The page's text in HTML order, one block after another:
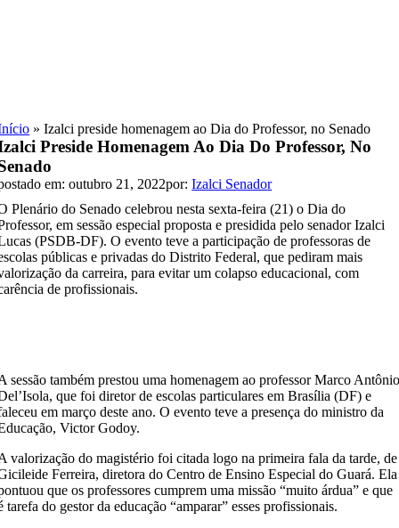
»Izalci preside homenagem ao Dia do Professor, no Senado
Preside Homenagem Ao Dia Do Professor, No
em: outubro 21, 2022por:Izalci Senador
Plenário do Senado celebrou nesta sexta-feira (21) o Dia do
em sessão especial proposta e presidida pelo senador Izalci
(PSDB-DF). O evento teve a participação de professoras de
públicas e privadas do Distrito Federal, que pediram mais
da carreira, para evitar um colapso educacional, com
de profissionais.
sessão também prestou uma homenagem ao professor Marco
que foi diretor de escolas particulares em Brasília (DF) e
em março deste ano. O evento teve a presença do ministro da
Victor Godoy.
valorização do magistério foi citada logo na primeira fala da tarde, de
Ferreira, diretora do Centro de Ensino Especial do Guará. Ela
que os professores cumprem uma missão “muito árdua” e que
tarefa do gestor da educação “amparar” esses profissionais.